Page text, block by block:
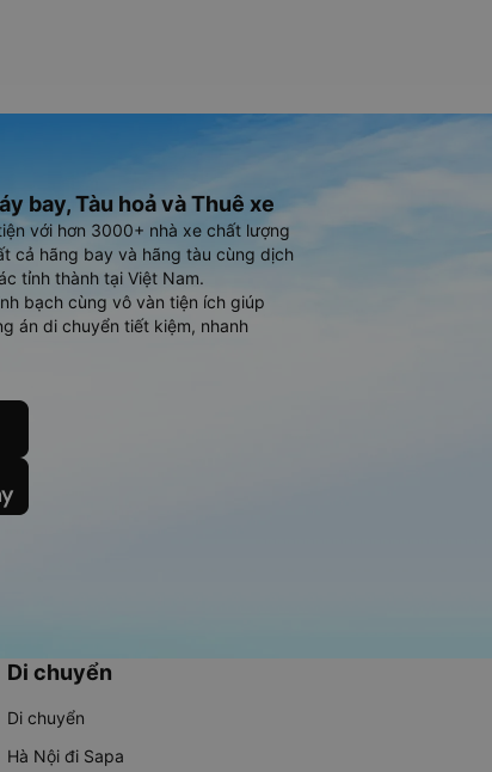
bay, Tàu hoả và Thuê xe
với hơn 3000+ nhà xe chất lượng
cả hãng bay và hãng tàu cùng dịch
tỉnh thành tại Việt Nam.
bạch cùng vô vàn tiện ích giúp
án di chuyển tiết kiệm, nhanh
Di chuyển
Di chuyển
Hà Nội đi Sapa